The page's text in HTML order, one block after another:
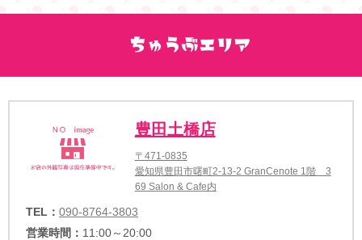
豊田土橋店
〒471-0835
愛知県豊田市曙町2-13-2 GranCenote 1階 3
69 Salon & Cafe内
TEL： 090-8764-3803
営業時間： 11:00～20:00